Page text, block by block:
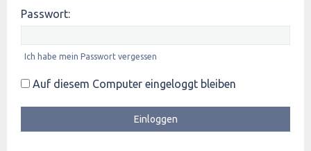
Passwort:
Ich habe mein Passwort vergessen
Auf diesem Computer eingeloggt bleiben